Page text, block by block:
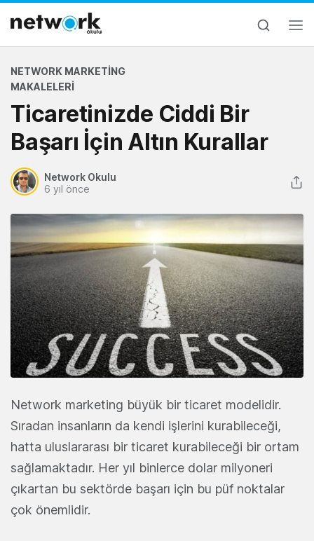
NETWORK MARKETING
MAKALELERI
Ticaretinizde Ciddi Bir
Başarı İçin Altın Kurallar
Network Okulu
6 yıl önce
Network marketing büyük bir ticaret modelidir.
Sıradan insanların da kendi işlerini kurabileceği,
hatta uluslararası bir ticaret kurabileceği bir ortam
sağlamaktadır. Her yıl binlerce dolar milyoneri
çıkartan bu sektörde başarı için bu püf noktalar
çok önemlidir.